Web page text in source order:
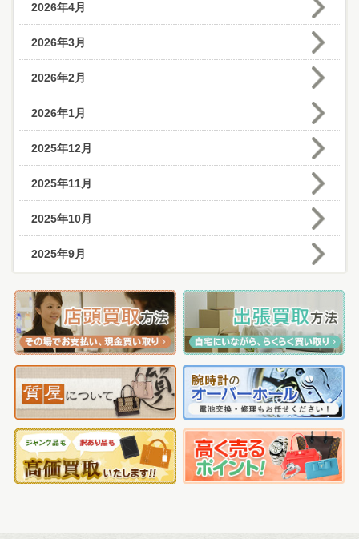
2026年4月
2026年3月
2026年2月
2026年1月
2025年12月
2025年11月
2025年10月
2025年9月